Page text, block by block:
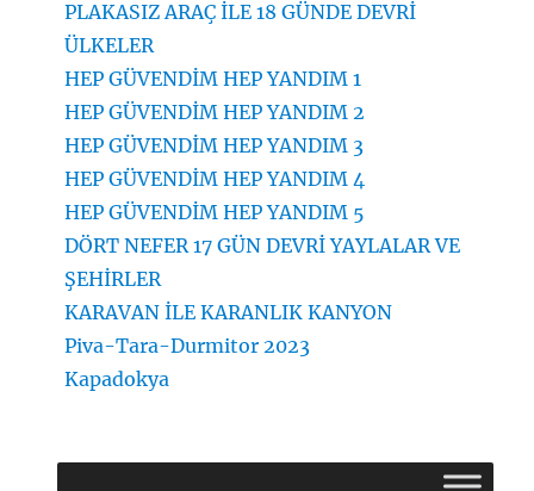
PLAKASIZ ARAÇ İLE 18 GÜNDE DEVRİ
ÜLKELER
HEP GÜVENDİM HEP YANDIM 1
HEP GÜVENDİM HEP YANDIM 2
HEP GÜVENDİM HEP YANDIM 3
HEP GÜVENDİM HEP YANDIM 4
HEP GÜVENDİM HEP YANDIM 5
DÖRT NEFER 17 GÜN DEVRİ YAYLALAR VE
ŞEHİRLER
KARAVAN İLE KARANLIK KANYON
Piva-Tara-Durmitor 2023
Kapadokya